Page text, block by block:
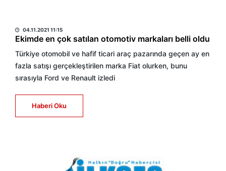
04.11.2021 11:15
Ekimde en çok satılan otomotiv markaları belli oldu
Türkiye otomobil ve hafif ticari araç pazarında geçen ay en
fazla satışı gerçekleştirilen marka Fiat olurken, bunu
sırasıyla Ford ve Renault izledi
Haberi Oku